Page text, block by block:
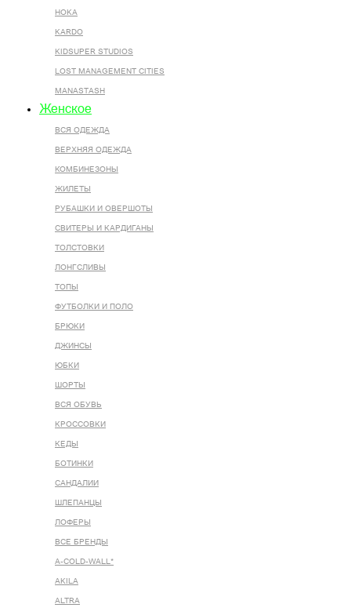
HOKA
KARDO
KIDSUPER STUDIOS
LOST MANAGEMENT CITIES
MANASTASH
Женское
ВСЯ ОДЕЖДА
ВЕРХНЯЯ ОДЕЖДА
КОМБИНЕЗОНЫ
ЖИЛЕТЫ
РУБАШКИ И ОВЕРШОТЫ
СВИТЕРЫ И КАРДИГАНЫ
ТОЛСТОВКИ
ЛОНГСЛИВЫ
ТОПЫ
ФУТБОЛКИ И ПОЛО
БРЮКИ
ДЖИНСЫ
ЮБКИ
ШОРТЫ
ВСЯ ОБУВЬ
КРОССОВКИ
КЕДЫ
БОТИНКИ
САНДАЛИИ
ШЛЕПАНЦЫ
ЛОФЕРЫ
ВСЕ БРЕНДЫ
A-COLD-WALL*
AKILA
ALTRA